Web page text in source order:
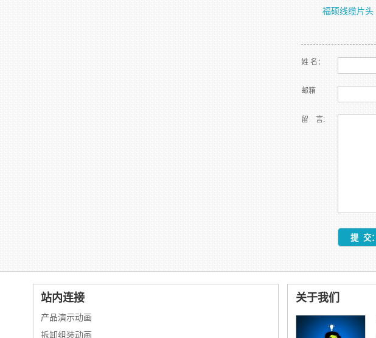
福硕线缆片头
姓 名：
邮箱
留 言:
站内连接
产品演示动画
拆卸组装动画
关于我们